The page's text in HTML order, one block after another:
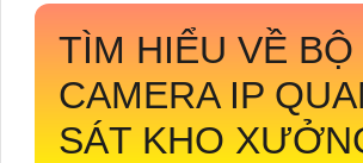
TÌM HIỂU VỀ BỘ
CAMERA IP
SÁT KHO